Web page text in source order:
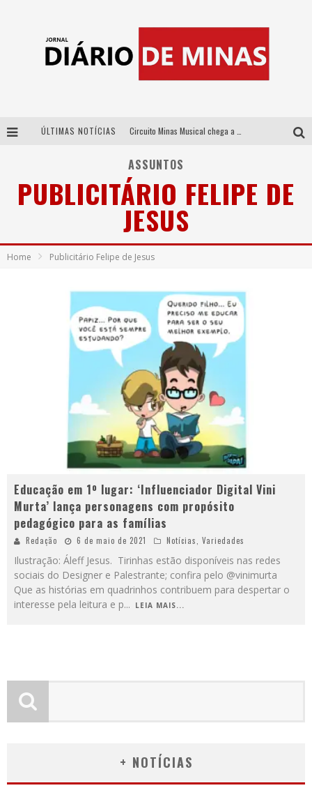
ÚLTIMAS NOTÍCIAS
No clima do Hexa: “Passinho do Brasil”, da DJ Danny Albuquerque, é a música que embala a torcida brasileira na Copa do Mundo 2026
ASSUNTOS
PUBLICITÁRIO FELIPE DE
JESUS
Home Publicitário Felipe de Jesus
Educação em 1º lugar: ‘Influenciador Digital Vini
Murta’ lança personagens com propósito
pedagógico para as famílias
Redação 6 de maio de 2021 Notícias, Variedades
Ilustração: Áleff Jesus. Tirinhas estão disponíveis nas redes
sociais do Designer e Palestrante; confira pelo @vinimurta
Que as histórias em quadrinhos contribuem para despertar o
interesse pela leitura e p... LEIA MAIS...
+ NOTÍCIAS